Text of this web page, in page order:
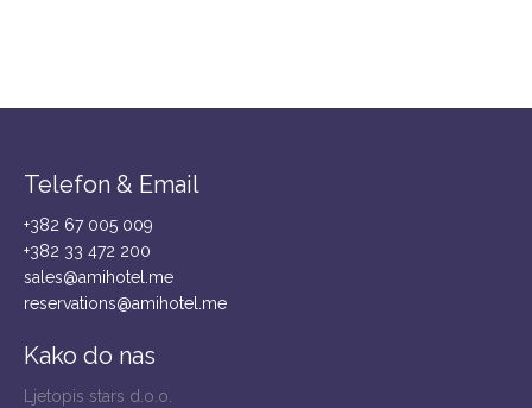
Telefon & Email
+382 67 005 009
+382 33 472 200
sales@amihotel.me
reservations@amihotel.me
Kako do nas
Ljetopis stars d.o.o.